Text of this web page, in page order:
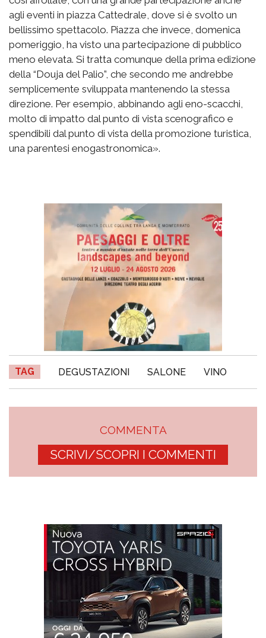
agli eventi in piazza Cattedrale, dove si è svolto un
bellissimo spettacolo. Piazza che invece, domenica
pomeriggio, ha visto una partecipazione di pubblico
meno elevata. Si tratta comunque della prima edizione
della “Douja del Palio”, che secondo me andrebbe
semplicemente sviluppata mantenendo la stessa
direzione. Per esempio, abbinando agli eno-scacchi,
molto di impatto dal punto di vista scenografico e
spendibili dal punto di vista della promozione turistica,
una parentesi enogastronomica».
TAG DEGUSTAZIONI SALONE VINO
COMMENTA
SCRIVI/SCOPRI I COMMENTI